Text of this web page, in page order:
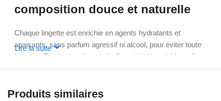
composition douce et naturelle
Chaque lingette est enrichie en agents hydratants et
apaisants, sans parfum agressif ni alcool, pour éviter toute
irritation. Fabriquées à partir de fibres biodégradables, elles
sont aussi respectueuses de l’environnement. L’absence de
choix sûr pour le change et le nettoyage des mains ou du
Lire la suite
Produits similaires